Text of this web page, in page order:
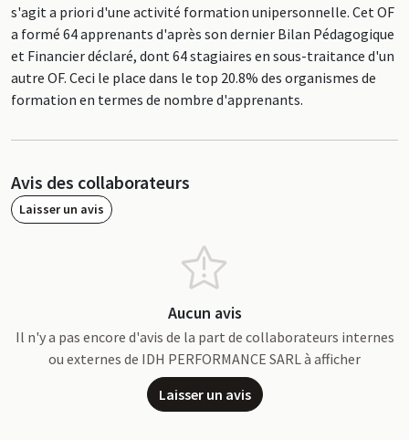
s'agit a priori d'une activité formation unipersonnelle. Cet OF
a formé 64 apprenants d'après son dernier Bilan Pédagogique
et Financier déclaré, dont 64 stagiaires en sous-traitance d'un
autre OF. Ceci le place dans le top 20.8% des organismes de
formation en termes de nombre d'apprenants.
Avis des collaborateurs
Laisser un avis
Aucun avis
Il n'y a pas encore d'avis de la part de collaborateurs internes
ou externes de IDH PERFORMANCE SARL à afficher
Laisser un avis